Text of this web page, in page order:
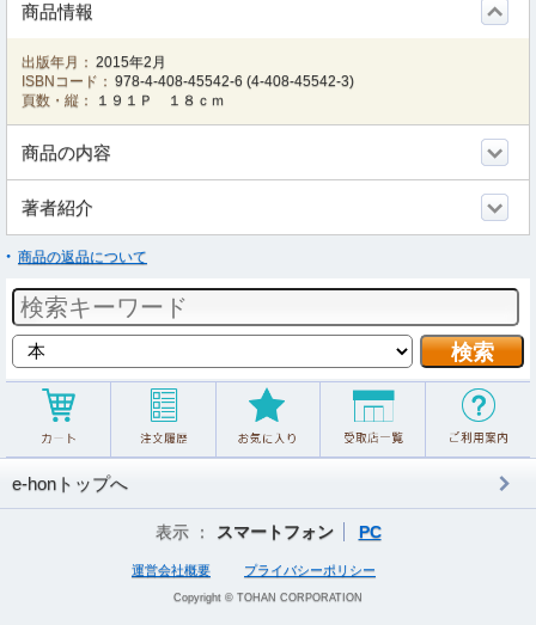
商品情報
出版年月： 2015年2月
ISBNコード： 978-4-408-45542-6 (4-408-45542-3)
頁数・縦：
１９１Ｐ １８ｃｍ
商品の内容
著者紹介
商品の返品について
e-honトップへ
表示 ： スマートフォン PC
運営会社概要 プライバシーポリシー
Copyright © TOHAN CORPORATION